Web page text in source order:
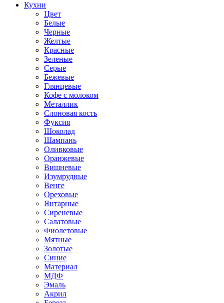
Кухни
Цвет
Белые
Черные
Желтые
Красные
Зеленые
Серые
Бежевые
Глянцевые
Кофе с молоком
Металлик
Слоновая кость
Фуксия
Шоколад
Шампань
Оливковые
Оранжевые
Вишневые
Изумрудные
Венге
Ореховые
Янтарные
Сиреневые
Салатовые
Фиолетовые
Мятные
Золотые
Синие
Материал
МДФ
Эмаль
Акрил